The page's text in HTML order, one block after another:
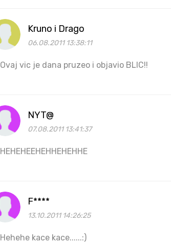
Kruno i Drago
06.08.2011 13:38:11
Ovaj vic je dana pruzeo i objavio BLIC!!
NYT@
07.08.2011 13:41:37
HEHEHEEHEHHEHEHHE
F****
13.10.2011 14:26:25
Hehehe kace kace......:)